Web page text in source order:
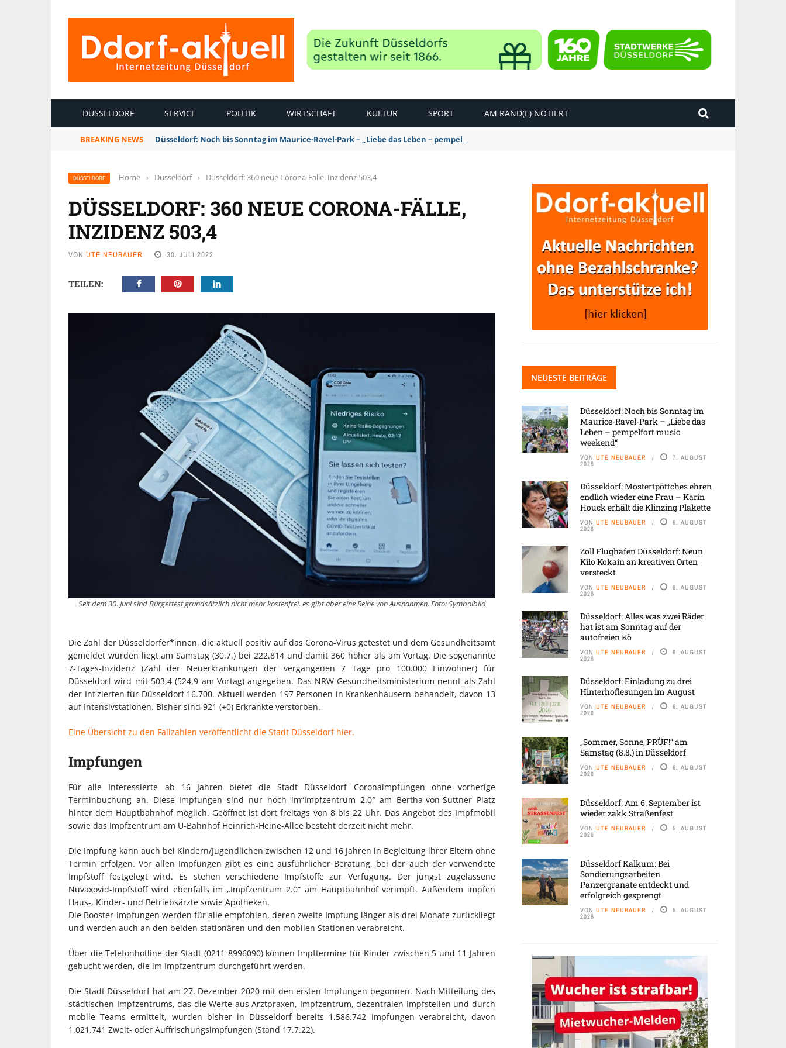
DÜSSELDORF SERVICE POLITIK WIRTSCHAFT KULTUR SPORT AM RAND(E) NOTIERT
BREAKING NEWS Düsseldorf: Noch bis Sonntag im Maurice-Ravel-Park – „Liebe das Leben – pempelfort music weekend“
DÜSSELDORF Home › Düsseldorf › Düsseldorf: 360 neue Corona-Fälle, Inzidenz 503,4
DÜSSELDORF: 360 NEUE CORONA-FÄLLE,
INZIDENZ 503,4
VON UTE NEUBAUER 30. JULI 2022
TEILEN:
Seit dem 30. Juni sind Bürgertest grundsätzlich nicht mehr kostenfrei, es gibt aber eine Reihe von Ausnahmen, Foto: Symbolbild
Die Zahl der Düsseldorfer*innen, die aktuell positiv auf das Corona-Virus getestet und dem Gesundheitsamt
gemeldet wurden liegt am Samstag (30.7.) bei 222.814 und damit 360 höher als am Vortag. Die sogenannte
7-Tages-Inzidenz (Zahl der Neuerkrankungen der vergangenen 7 Tage pro 100.000 Einwohner) für
Düsseldorf wird mit 503,4 (524,9 am Vortag) angegeben. Das NRW-Gesundheitsministerium nennt als Zahl
der Infizierten für Düsseldorf 16.700. Aktuell werden 197 Personen in Krankenhäusern behandelt, davon 13
auf Intensivstationen. Bisher sind 921 (+0) Erkrankte verstorben.
Eine Übersicht zu den Fallzahlen veröffentlicht die Stadt Düsseldorf hier.
Impfungen
Für alle Interessierte ab 16 Jahren bietet die Stadt Düsseldorf Coronaimpfungen ohne vorherige
Terminbuchung an. Diese Impfungen sind nur noch im“Impfzentrum 2.0″ am Bertha-von-Suttner Platz
hinter dem Hauptbahnhof möglich. Geöffnet ist dort freitags von 8 bis 22 Uhr. Das Angebot des Impfmobil
sowie das Impfzentrum am U-Bahnhof Heinrich-Heine-Allee besteht derzeit nicht mehr.
Die Impfung kann auch bei Kindern/Jugendlichen zwischen 12 und 16 Jahren in Begleitung ihrer Eltern ohne
Termin erfolgen. Vor allen Impfungen gibt es eine ausführlicher Beratung, bei der auch der verwendete
Impfstoff festgelegt wird. Es stehen verschiedene Impfstoffe zur Verfügung. Der jüngst zugelassene
Nuvaxovid-Impfstoff wird ebenfalls im „Impfzentrum 2.0“ am Hauptbahnhof verimpft. Außerdem impfen
Haus-, Kinder- und Betriebsärzte sowie Apotheken.
Die Booster-Impfungen werden für alle empfohlen, deren zweite Impfung länger als drei Monate zurückliegt
und werden auch an den beiden stationären und den mobilen Stationen verabreicht.
Über die Telefonhotline der Stadt (0211-8996090) können Impftermine für Kinder zwischen 5 und 11 Jahren
gebucht werden, die im Impfzentrum durchgeführt werden.
Die Stadt Düsseldorf hat am 27. Dezember 2020 mit den ersten Impfungen begonnen. Nach Mitteilung des
städtischen Impfzentrums, das die Werte aus Arztpraxen, Impfzentrum, dezentralen Impfstellen und durch
mobile Teams ermittelt, wurden bisher in Düsseldorf bereits 1.586.742 Impfungen verabreicht, davon
1.021.741 Zweit- oder Auffrischungsimpfungen (Stand 17.7.22).
NEUESTE BEITRÄGE
Düsseldorf: Noch bis Sonntag im
Maurice-Ravel-Park – „Liebe das
Leben – pempelfort music
weekend“
VON UTE NEUBAUER 7. AUGUST
2026
Düsseldorf: Mostertpöttches ehren
endlich wieder eine Frau – Karin
Houck erhält die Klinzing Plakette
VON UTE NEUBAUER 6. AUGUST
2026
Zoll Flughafen Düsseldorf: Neun
Kilo Kokain an kreativen Orten
versteckt
VON UTE NEUBAUER 6. AUGUST
2026
Düsseldorf: Alles was zwei Räder
hat ist am Sonntag auf der
autofreien Kö
VON UTE NEUBAUER 6. AUGUST
2026
Düsseldorf: Einladung zu drei
Hinterhoflesungen im August
VON UTE NEUBAUER 6. AUGUST
2026
„Sommer, Sonne, PRÜF!“ am
Samstag (8.8.) in Düsseldorf
VON UTE NEUBAUER 6. AUGUST
2026
Düsseldorf: Am 6. September ist
wieder zakk Straßenfest
VON UTE NEUBAUER 5. AUGUST
2026
Düsseldorf Kalkum: Bei
Sondierungsarbeiten
Panzergranate entdeckt und
erfolgreich gesprengt
VON UTE NEUBAUER 5. AUGUST
2026